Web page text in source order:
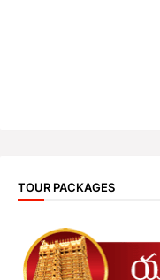
TOUR PACKAGES